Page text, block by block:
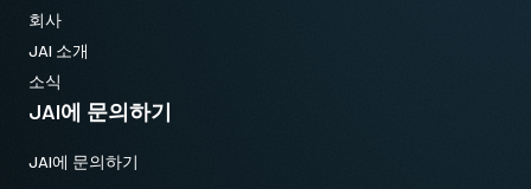
12핀 커넥터 케이블이 장착된 전원
공급 장치
회사
JAI 소개
소식
JAI에 문의하기
JAI에 문의하기